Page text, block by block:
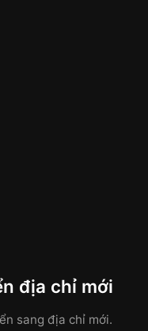
địa chỉ mới
sang địa chỉ mới.